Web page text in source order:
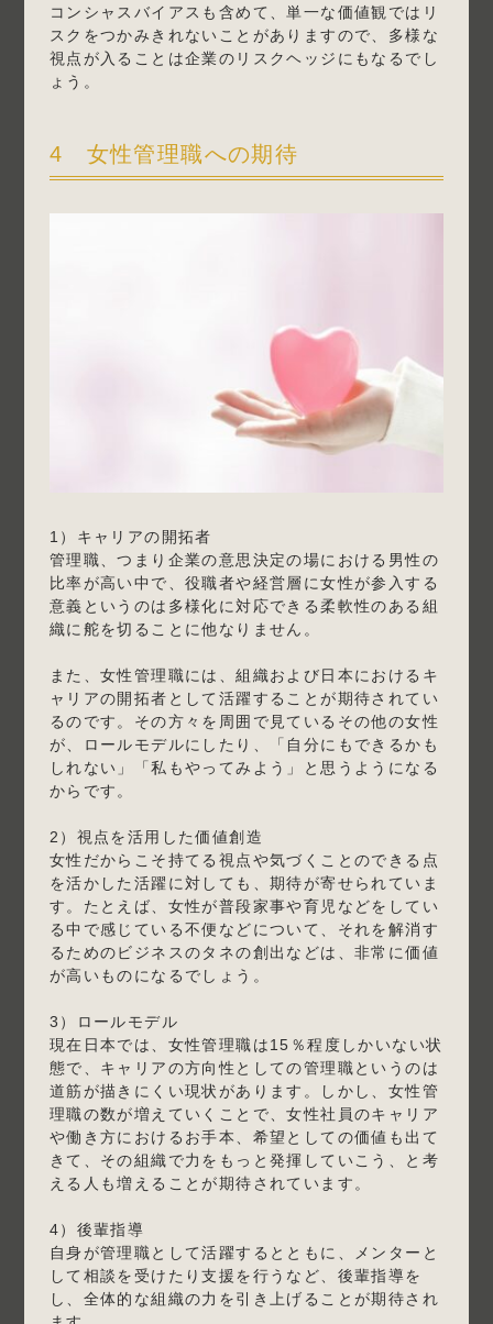
コンシャスバイアスも含めて、単一な価値観ではリ
スクをつかみきれないことがありますので、多様な
視点が入ることは企業のリスクヘッジにもなるでし
ょう。
4 女性管理職への期待
1）キャリアの開拓者
管理職、つまり企業の意思決定の場における男性の
比率が高い中で、役職者や経営層に女性が参入する
意義というのは多様化に対応できる柔軟性のある組
織に舵を切ることに他なりません。
また、女性管理職には、組織および日本におけるキ
ャリアの開拓者として活躍することが期待されてい
るのです。その方々を周囲で見ているその他の女性
が、ロールモデルにしたり、「自分にもできるかも
しれない」「私もやってみよう」と思うようになる
からです。
2）視点を活用した価値創造
女性だからこそ持てる視点や気づくことのできる点
を活かした活躍に対しても、期待が寄せられていま
す。たとえば、女性が普段家事や育児などをしてい
る中で感じている不便などについて、それを解消す
るためのビジネスのタネの創出などは、非常に価値
が高いものになるでしょう。
3）ロールモデル
現在日本では、女性管理職は15％程度しかいない状
態で、キャリアの方向性としての管理職というのは
道筋が描きにくい現状があります。しかし、女性管
理職の数が増えていくことで、女性社員のキャリア
や働き方におけるお手本、希望としての価値も出て
きて、その組織で力をもっと発揮していこう、と考
える人も増えることが期待されています。
4）後輩指導
自身が管理職として活躍するとともに、メンターと
して相談を受けたり支援を行うなど、後輩指導を
し、全体的な組織の力を引き上げることが期待され